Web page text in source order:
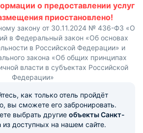
о предоставлении услуг
приостановлено!
закону от 30.11.2024 № 436-ФЗ «О
в Федеральный закон «Об основах
в Российской Федерации» и
закона «Об общих принципах
власти в субъектах Российской
Федерации»
как только отель пройдёт
вы сможете его забронировать.
выбрать другие объекты Санкт-
из доступных на нашем сайте.